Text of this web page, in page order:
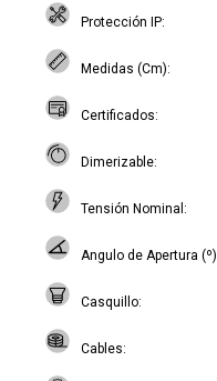
Protección IP
Medidas (Cm)
Certificados
Dimerizable
Tensión Nominal
Angulo de Apertura (º)
Casquillo
Cables